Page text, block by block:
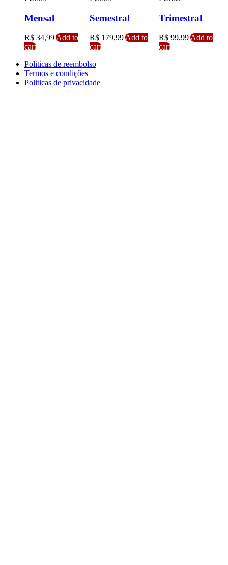
Mensal
R$ 34,99Add to
cart
Semestral
R$ 179,99Add to
cart
Trimestral
R$99,99Add to
cart
Politicas de reembolso
Termos e condições
Politicas de privacidade